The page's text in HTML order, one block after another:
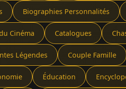
Biographies Personnalités
Cinéma Catalogues
Légendes Couple Famille
Éducation